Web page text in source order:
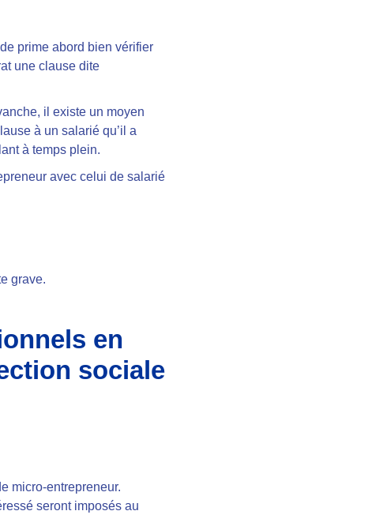
prime abord bien vérifier
une clause dite
il existe un moyen
à un salarié qu’il a
à temps plein.
avec celui de salarié
grave.
en
sociale
micro-entrepreneur.
seront imposés au